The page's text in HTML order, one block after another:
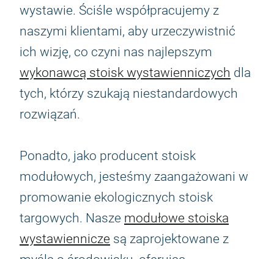
wystawie. Ściśle współpracujemy z
naszymi klientami, aby urzeczywistnić
ich wizję, co czyni nas najlepszym
wykonawcą stoisk wystawienniczych dla
tych, którzy szukają niestandardowych
rozwiązań.
Ponadto, jako producent stoisk
modułowych, jesteśmy zaangażowani w
promowanie ekologicznych stoisk
targowych. Nasze modułowe stoiska
wystawiennicze są zaprojektowane z